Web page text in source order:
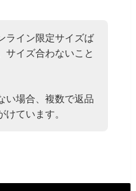
ライン限定サイズば
サイズ合わないこと
い場合、複数で返品
けています。